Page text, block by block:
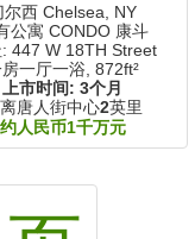
尔西 Chelsea, NY
公寓 CONDO 康斗
447 W 18TH Street
一厅一浴, 872ft²
上市时间: 3个月
唐人街中心2英里
约人民币1千万元